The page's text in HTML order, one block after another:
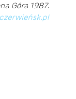
Góra 1987.